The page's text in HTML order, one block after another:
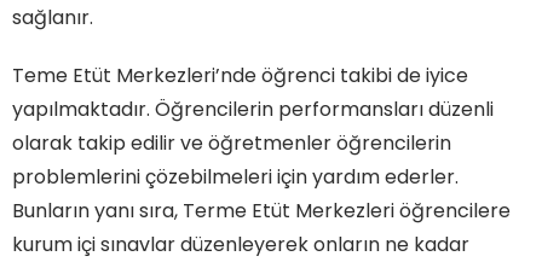
sağlanır.
Teme Etüt Merkezleri’nde öğrenci takibi de iyice
yapılmaktadır. Öğrencilerin performansları düzenli
olarak takip edilir ve öğretmenler öğrencilerin
problemlerini çözebilmeleri için yardım ederler.
Bunların yanı sıra, Terme Etüt Merkezleri öğrencilere
kurum içi sınavlar düzenleyerek onların ne kadar